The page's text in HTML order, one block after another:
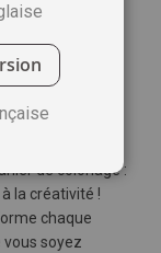
de coloriage :
la créativité !
chaque
soyez